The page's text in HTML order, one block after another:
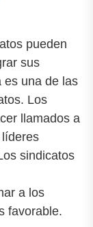
pueden
sus
es una de las
Los
llamados a
sindicatos
a los
favorable.